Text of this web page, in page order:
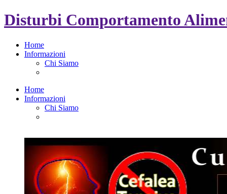
Disturbi Comportamento
Home
Informazioni
Chi Siamo
Home
Informazioni
Chi Siamo